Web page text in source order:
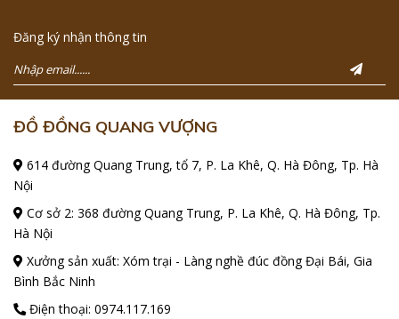
Đăng ký nhận thông tin
ĐỒ ĐỒNG QUANG VƯỢNG
614 đường Quang Trung, tổ 7, P. La Khê, Q. Hà Đông, Tp. Hà
Nội
Cơ sở 2: 368 đường Quang Trung, P. La Khê, Q. Hà Đông, Tp.
Hà Nội
Xưởng sản xuất: Xóm trại - Làng nghề đúc đồng Đại Bái, Gia
Bình Bắc Ninh
Điện thoại: 0974.117.169